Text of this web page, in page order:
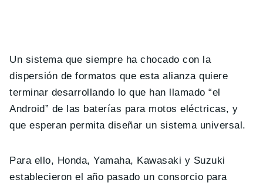
Un sistema que siempre ha chocado con la
dispersión de formatos que esta alianza quiere
terminar desarrollando lo que han llamado “el
Android” de las baterías para motos eléctricas, y
que esperan permita diseñar un sistema universal.
Para ello, Honda, Yamaha, Kawasaki y Suzuki
establecieron el año pasado un consorcio para